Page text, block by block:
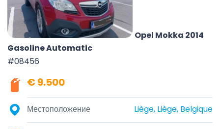
Opel Mokka 2014
Gasoline Automatic
#08456
€ 9.500
Местоположение Liège, Liège, Belgique